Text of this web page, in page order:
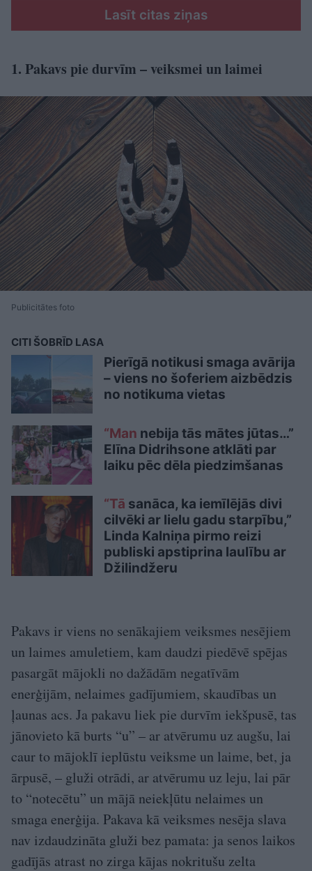
Lasīt citas ziņas
1. Pakavs pie durvīm – veiksmei un laimei
Publicitātes foto
CITI ŠOBRĪD LASA
Pierīgā notikusi smaga avārija
– viens no šoferiem aizbēdzis
no notikuma vietas
“Man nebija tās mātes jūtas…”
Elīna Didrihsone atklāti par
laiku pēc dēla piedzimšanas
“Tā sanāca, ka iemīlējās divi
cilvēki ar lielu gadu starpību,”
Linda Kalniņa pirmo reizi
publiski apstiprina laulību ar
Džilindžeru
Pakavs ir viens no senākajiem veiksmes nesējiem
un laimes amuletiem, kam daudzi piedēvē spējas
pasargāt mājokli no dažādām negatīvām
enerģijām, nelaimes gadījumiem, skaudības un
ļaunas acs. Ja pakavu liek pie durvīm iekšpusē, tas
jānovieto kā burts “u” – ar atvērumu uz augšu, lai
caur to mājoklī ieplūstu veiksme un laime, bet, ja
ārpusē, – gluži otrādi, ar atvērumu uz leju, lai pār
to “notecētu” un mājā neiekļūtu nelaimes un
smaga enerģija. Pakava kā veiksmes nesēja slava
nav izdaudzināta gluži bez pamata: ja senos laikos
gadījās atrast no zirga kājas nokritušu zelta